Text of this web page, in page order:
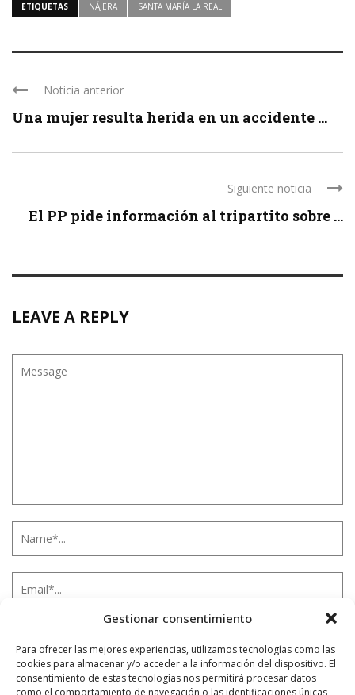
Gestionar consentimiento
Para ofrecer las mejores experiencias, utilizamos tecnologías como las
cookies para almacenar y/o acceder a la información del dispositivo. El
consentimiento de estas tecnologías nos permitirá procesar datos
como el comportamiento de navegación o las identificaciones únicas
ETIQUETAS NÁJERA SANTA MARÍA LA REAL
Noticia anterior
Una mujer resulta herida en un accidente ...
Siguiente noticia
El PP pide información al tripartito sobre ...
LEAVE A REPLY